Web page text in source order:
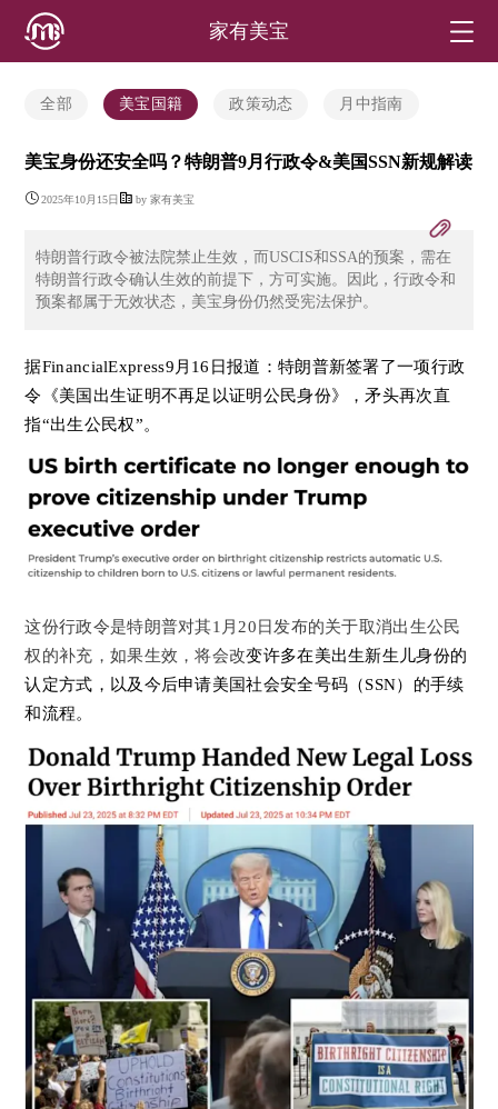
家有美宝
全部 美宝国籍 政策动态 月中指南
美宝身份还安全吗？特朗普9月行政令&美国SSN新规解读
2025年10月15日 by 家有美宝
特朗普行政令被法院禁止生效，而USCIS和SSA的预案，需在
特朗普行政令确认生效的前提下，方可实施。因此，行政令和
预案都属于无效状态，美宝身份仍然受宪法保护。
据FinancialExpress9月16日报道：特朗普新签署了一项行政
令《美国出生证明不再足以证明公民身份》，矛头再次直
指“出生公民权”。
这份行政令是特朗普对其1月20日发布的关于取消出生公民
权的补充 ，如果生效，将会改变许多在美出生新生儿身份的
认定方式，以及今后申请美国社会安全号码（SSN）的手续
和流程。